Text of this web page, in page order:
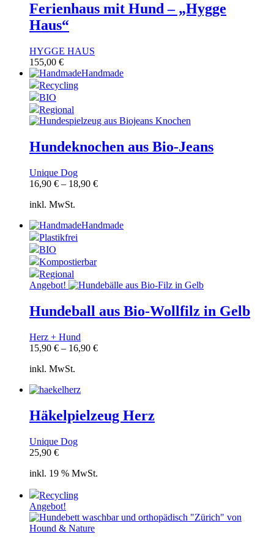
Ferienhaus mit Hund – „Hygge
Haus“
HYGGE HAUS
155,00 €
Handmade
Recycling
BIO
Regional
Hundeknochen aus Bio-Jeans
Unique Dog
16,90 € – 18,90 €
inkl. MwSt.
Handmade
Plastikfrei
BIO
Kompostierbar
Regional
Angebot!
Hundeball aus Bio-Wollfilz in Gelb
Herz + Hund
15,90 € – 16,90 €
inkl. MwSt.
Häkelpielzeug Herz
Unique Dog
25,90 €
inkl. 19 % MwSt.
Recycling
Angebot!